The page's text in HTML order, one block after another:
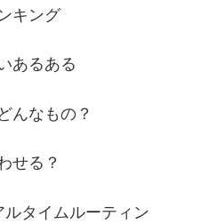
キング
あるある
んなもの？
せる？
タイムルーティン